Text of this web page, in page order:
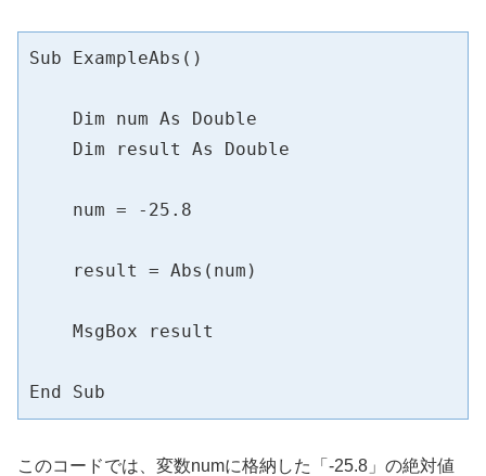
Sub ExampleAbs()
    Dim num As Double
    Dim result As Double
    num = -25.8
    result = Abs(num)
    MsgBox result
End Sub
このコードでは、変数numに格納した「-25.8」の絶対値